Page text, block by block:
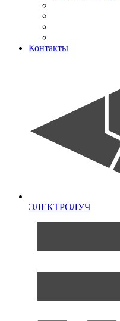
Контакты
ЭЛЕКТРОЛУЧ